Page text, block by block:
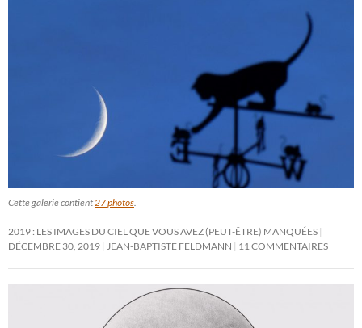
Cette galerie contient27 photos.
2019 : LES IMAGES DU CIEL QUE VOUS AVEZ (PEUT-ÊTRE) MANQUÉES
DÉCEMBRE 30, 2019 JEAN-BAPTISTE FELDMANN 11 COMMENTAIRES